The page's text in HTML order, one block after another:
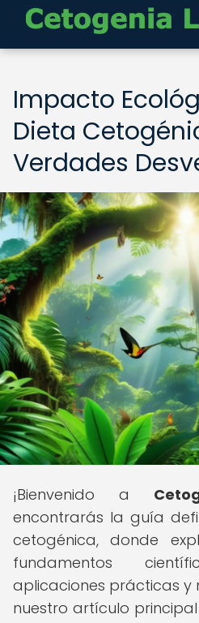
Impacto
Dieta
Verdades
¡Bienvenido a
encontrarás la guía
cetogénica, donde
fundamentos
aplicaciones prácticas y
nuestro artículo principal